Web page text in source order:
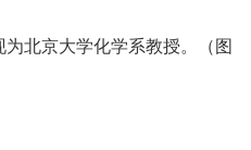
北京大学化学系教授。（图